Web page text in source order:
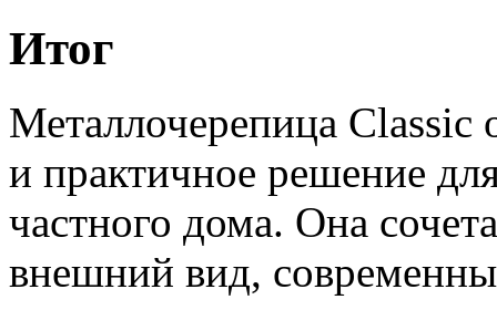
Итог
Металлочерепица
и практичное решение
частного дома. Она
внешний вид,